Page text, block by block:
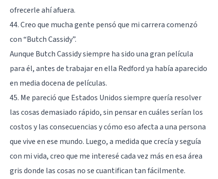
ofrecerle ahí afuera.
44. Creo que mucha gente pensó que mi carrera comenzó
con “Butch Cassidy”.
Aunque Butch Cassidy siempre ha sido una gran película
para él, antes de trabajar en ella Redford ya había aparecido
en media docena de películas.
45. Me pareció que Estados Unidos siempre quería resolver
las cosas demasiado rápido, sin pensar en cuáles serían los
costos y las consecuencias y cómo eso afecta a una persona
que vive en ese mundo. Luego, a medida que crecía y seguía
con mi vida, creo que me interesé cada vez más en esa área
gris donde las cosas no se cuantifican tan fácilmente.